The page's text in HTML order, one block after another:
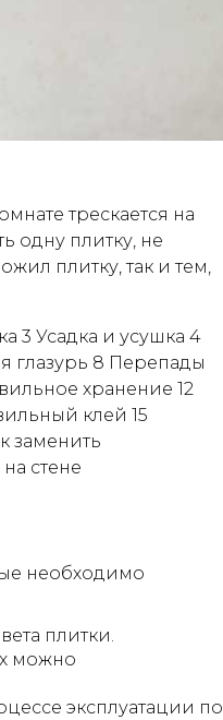
трескается на
одну плитку, не
плитку, так и тем,
3 Усадка и усушка 4
глазурь 8 Перепады
хранение 12
клей 15
заменить
стене
необходимо
плитки.
можно
эксплуатации по